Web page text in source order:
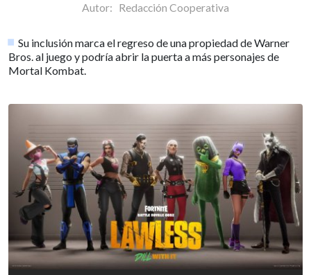
Autor: Redacción Cooperativa
Su inclusión marca el regreso de una propiedad de Warner
Bros. al juego y podría abrir la puerta a más personajes de
Mortal Kombat.